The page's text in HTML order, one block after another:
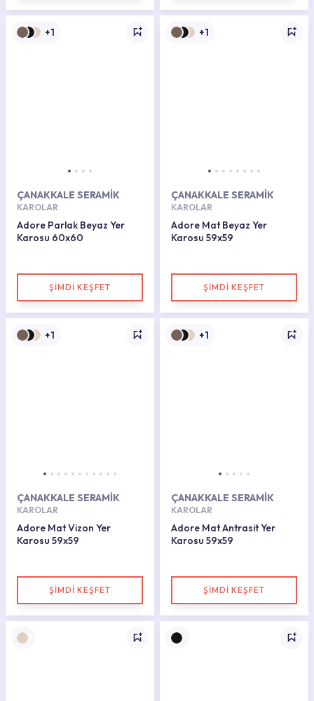
+1
ÇANAKKALE SERAMİK
KAROLAR
Adore Parlak Beyaz Yer
Karosu 60x60
ŞİMDİ KEŞFET
+1
ÇANAKKALE SERAMİK
KAROLAR
Adore Mat Beyaz Yer
Karosu 59x59
ŞİMDİ KEŞFET
+1
ÇANAKKALE SERAMİK
KAROLAR
Adore Mat Vizon Yer
Karosu 59x59
ŞİMDİ KEŞFET
+1
ÇANAKKALE SERAMİK
KAROLAR
Adore Mat Antrasit Yer
Karosu 59x59
ŞİMDİ KEŞFET